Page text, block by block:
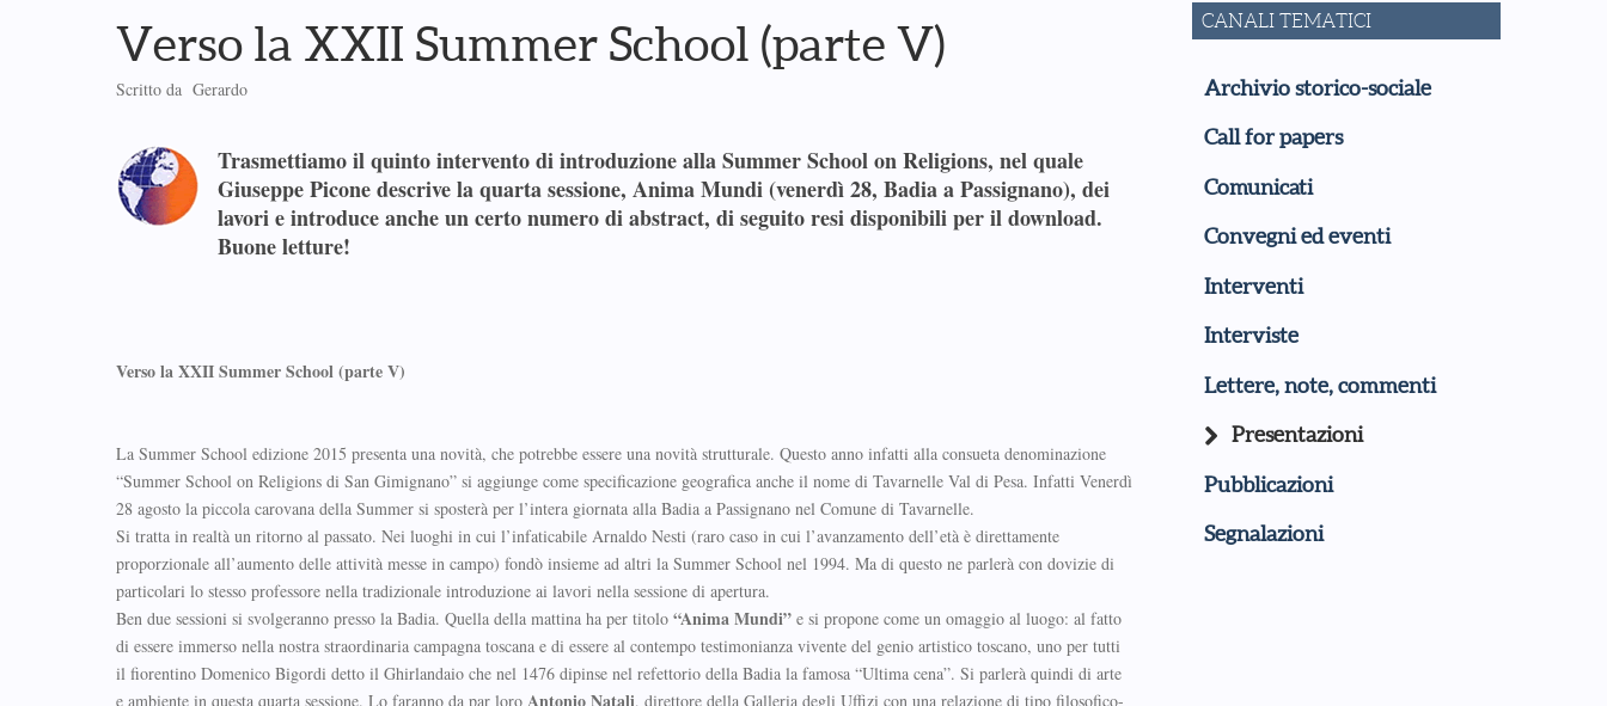
Verso la XXII Summer School (parte V)
Scritto da Gerardo
Trasmettiamo il quinto intervento di introduzione alla Summer School on Religions, nel quale
Giuseppe Picone descrive la quarta sessione, Anima Mundi (venerdì 28, Badia a Passignano), dei
lavori e introduce anche un certo numero di abstract, di seguito resi disponibili per il download.
Buone letture!
Verso la XXII Summer School (parte V)
La Summer School edizione 2015 presenta una novità, che potrebbe essere una novità strutturale. Questo anno infatti alla consueta denominazione
“Summer School on Religions di San Gimignano” si aggiunge come specificazione geografica anche il nome di Tavarnelle Val di Pesa. Infatti Venerdì
28 agosto la piccola carovana della Summer si sposterà per l’intera giornata alla Badia a Passignano nel Comune di Tavarnelle.
Si tratta in realtà un ritorno al passato. Nei luoghi in cui l’infaticabile Arnaldo Nesti (raro caso in cui l’avanzamento dell’età è direttamente
proporzionale all’aumento delle attività messe in campo) fondò insieme ad altri la Summer School nel 1994. Ma di questo ne parlerà con dovizie di
particolari lo stesso professore nella tradizionale introduzione ai lavori nella sessione di apertura.
Ben due sessioni si svolgeranno presso la Badia. Quella della mattina ha per titolo “Anima Mundi” e si propone come un omaggio al luogo: al fatto
di essere immerso nella nostra straordinaria campagna toscana e di essere al contempo testimonianza vivente del genio artistico toscano, uno per tutti
il fiorentino Domenico Bigordi detto il Ghirlandaio che nel 1476 dipinse nel refettorio della Badia la famosa “Ultima cena”. Si parlerà quindi di arte
e ambiente in questa quarta sessione. Lo faranno da par loro Antonio Natali, direttore della Galleria degli Uffizi con una relazione di tipo filosofico-
CANALI TEMATICI
Archivio storico-sociale
Call for papers
Comunicati
Convegni ed eventi
Interventi
Interviste
Lettere, note, commenti
Presentazioni
Pubblicazioni
Segnalazioni